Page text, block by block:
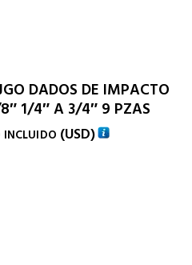
DADOS DE IMPACTO
1/4″ A 3/4″ 9 PZAS
(USD)